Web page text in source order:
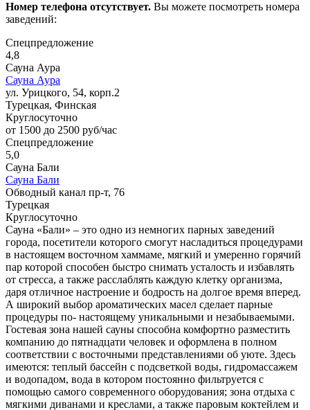
Номер телефона отсутствует. Вы можете посмотреть номера
заведений:
Спецпредложение
4,8
Сауна Аура
Сауна Аура
ул. Урицкого, 54, корп.2
Турецкая, Финская
Круглосуточно
от 1500 до 2500 руб/час
Спецпредложение
5,0
Сауна Бали
Сауна Бали
Обводный канал пр-т, 76
Турецкая
Круглосуточно
Сауна «Бали» – это одно из немногих парных заведений
города, посетители которого смогут насладиться процедурами
в настоящем восточном хаммаме, мягкий и умеренно горячий
пар которой способен быстро снимать усталость и избавлять
от стресса, а также расслаблять каждую клетку организма,
даря отличное настроение и бодрость на долгое время вперед.
А широкий выбор ароматических масел сделает парные
процедуры по- настоящему уникальными и незабываемыми.
Гостевая зона нашей сауны способна комфортно разместить
компанию до пятнадцати человек и оформлена в полном
соответствии с восточными представлениями об уюте. Здесь
имеются: теплый бассейн с подсветкой воды, гидромассажем
и водопадом, вода в котором постоянно фильтруется с
помощью самого современного оборудования; зона отдыха с
мягкими диванами и креслами, а также паровым коктейлем и